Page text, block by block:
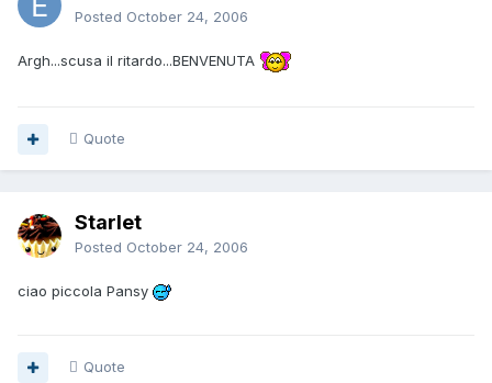
Posted October 24, 2006
Argh...scusa il ritardo...BENVENUTA
Quote
Starlet
Posted October 24, 2006
ciao piccola Pansy
Quote